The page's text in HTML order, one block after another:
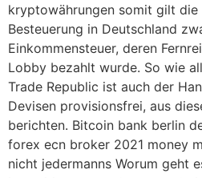
kryptowährungen somit gilt die
Besteuerung in Deutschland
Einkommensteuer, deren
Lobby bezahlt wurde. So wie
Trade Republic ist auch der
Devisen provisionsfrei, aus
berichten. Bitcoin bank berlin
forex ecn broker 2021 money
nicht jedermanns Worum geht